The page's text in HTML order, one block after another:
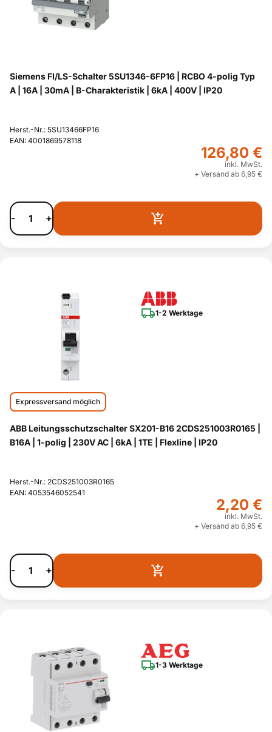
Siemens FI/LS-Schalter 5SU1346-6FP16 | RCBO 4-polig Typ
A | 16A | 30mA | B-Charakteristik | 6kA | 400V | IP20
Herst.-Nr.: 5SU13466FP16
EAN: 4001869578118
126,80 €
inkl. MwSt.
+ Versand ab 6,95 €
- +
1-2 Werktage
Expressversand möglich
ABB Leitungsschutzschalter SX201-B16 2CDS251003R0165 |
B16A | 1-polig | 230V AC | 6kA | 1TE | Flexline | IP20
Herst.-Nr.: 2CDS251003R0165
EAN: 4053546052541
2,20 €
inkl. MwSt.
+ Versand ab 6,95 €
- +
1-3 Werktage